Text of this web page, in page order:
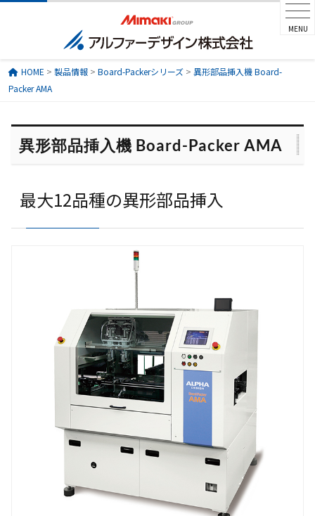
MENU
HOME > 製品情報> Board-Packerシリーズ> 異形部品挿入機 Board-
Packer AMA
異形部品挿入機 Board-Packer AMA
最大12品種の異形部品挿入